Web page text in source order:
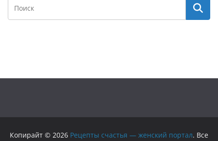
Копирайт © 2026 Рецепты счастья — женский портал. Все